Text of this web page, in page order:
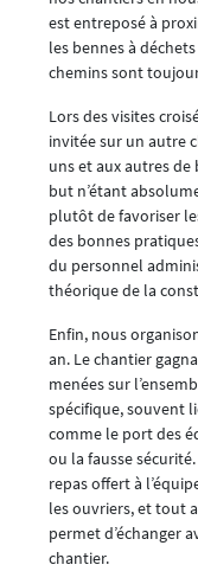
est entreposé à
les bennes à
chemins sont
Lors des visites
invitée sur un autre
uns et aux autres
but n’étant
plutôt de favoriser
des bonnes
du personnel
théorique de la
Enfin, nous
an. Le chantier
menées sur
spécifique, souvent
comme le port des
ou la fausse
repas offert à
les ouvriers, et tout
permet d’échanger
chantier.